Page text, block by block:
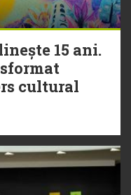
15 ani.
cultural